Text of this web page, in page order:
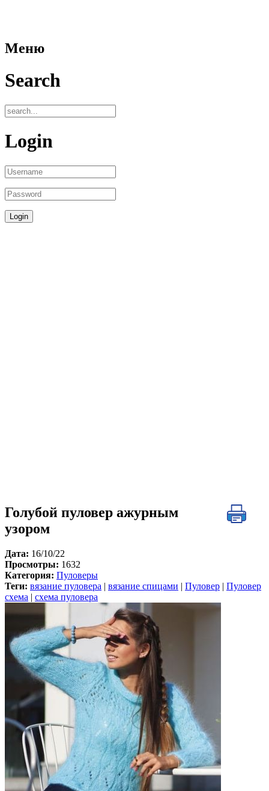
Меню
Search
Login
Голубой пуловер ажурным
узором
Дата: 16/10/22
Просмотры: 1632
Категория: Пуловеры
Теги: вязание пуловера вязание спицами Пуловер
Пуловер
схема
схема пуловера